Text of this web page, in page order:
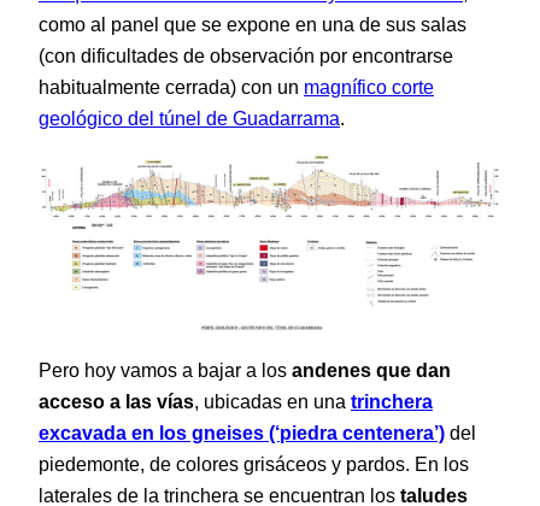
como al panel que se expone en una de sus salas
(con dificultades de observación por encontrarse
habitualmente cerrada) con un magnífico corte
geológico del túnel de Guadarrama.
Pero hoy vamos a bajar a los andenes que dan
acceso a las vías, ubicadas en una trinchera
excavada en los gneises (‘piedra centenera’) del
piedemonte, de colores grisáceos y pardos. En los
laterales de la trinchera se encuentran los taludes